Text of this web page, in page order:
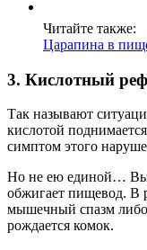
Читайте также:
Царапина в
3. Кислотный
Так называют
кислотой
симптом этого
Но не ею единой…
обжигает пищевод. В
мышечный спазм
рождается комок.